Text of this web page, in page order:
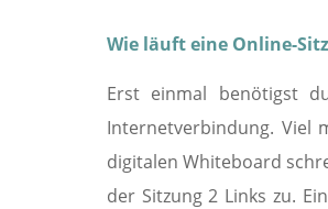
Wie läuft eine Online-
Erst einmal benötigst
Internetverbindung. Viel
digitalen Whiteboard
der Sitzung 2 Links zu.